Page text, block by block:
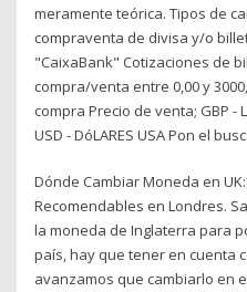
meramente teórica. Tipos de
compraventa de divisa y/o
"CaixaBank" Cotizaciones de
compra/venta entre 0,00 y
compra Precio de venta; GBP -
USD - DóLARES USA Pon el
Dónde Cambiar Moneda en
Recomendables en Londres.
la moneda de Inglaterra para
país, hay que tener en cuenta
avanzamos que cambiarlo en